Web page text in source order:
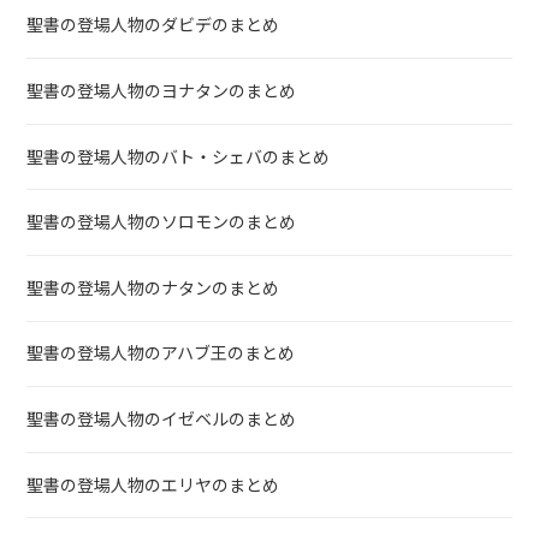
聖書の登場人物のダビデのまとめ
聖書の登場人物のヨナタンのまとめ
聖書の登場人物のバト・シェバのまとめ
聖書の登場人物のソロモンのまとめ
聖書の登場人物のナタンのまとめ
聖書の登場人物のアハブ王のまとめ
聖書の登場人物のイゼベルのまとめ
聖書の登場人物のエリヤのまとめ